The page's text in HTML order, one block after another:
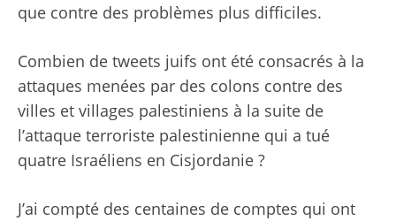
que contre des problèmes plus difficiles.
Combien de tweets juifs ont été consacrés à la
attaques menées par des colons contre des
villes et villages palestiniens à la suite de
l’attaque terroriste palestinienne qui a tué
quatre Israéliens en Cisjordanie ?
J’ai compté des centaines de comptes qui ont